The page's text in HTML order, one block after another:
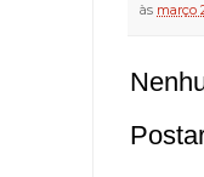
às março